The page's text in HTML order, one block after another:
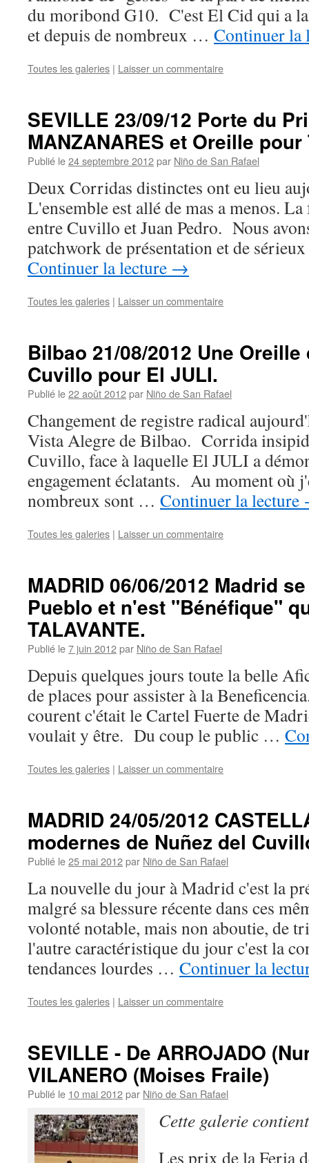
du moribond G10. C'est El Cid qui a
et depuis de nombreux … Continuer la
Toutes les galeries | Laisser un commentaire
SEVILLE 23/09/12 Porte du
MANZANARES et Oreille pour
Publié le24 septembre 2012par Niño de San Rafael
Deux Corridas distinctes ont eu lieu
L'ensemble est allé de mas a menos.
entre Cuvillo et Juan Pedro. Nous
patchwork de présentation et de
Continuer la lecture →
Toutes les galeries | Laisser un commentaire
Bilbao 21/08/2012 Une
Cuvillo pour El JULI.
Publié le22 août 2012par Niño de San Rafael
Changement de registre radical
Vista Alegre de Bilbao. Corrida
Cuvillo, face à laquelle El JULI a
engagement éclatants. Au moment où
nombreux sont … Continuer la lecture
Toutes les galeries | Laisser un commentaire
MADRID 06/06/2012 Madrid
Pueblo et n'est "Bénéfique"
TALAVANTE.
Publié le7 juin 2012par Niño de San Rafael
Depuis quelques jours toute la belle
de places pour assister à la
courent c'était le Cartel Fuerte de
voulait y être. Du coup le public …
Toutes les galeries | Laisser un commentaire
MADRID 24/05/2012
modernes de Nuñez del
Publié le25 mai 2012par Niño de San Rafael
La nouvelle du jour à Madrid c'est la
malgré sa blessure récente dans ces
volonté notable, mais non aboutie, de
l'autre caractéristique du jour c'est la
tendances lourdes … Continuer la
Toutes les galeries | Laisser un commentaire
SEVILLE - De ARROJADO
VILANERO (Moises Fraile)
Publié le 10 mai 2012par Niño de San Rafael
Cette galerie
Les prix de la Feria